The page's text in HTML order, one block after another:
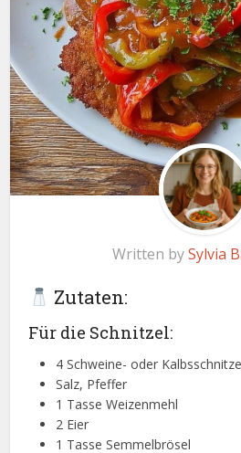
Written bySylvia
Zutaten:
Für die Schnitzel:
4 Schweine- oder
Salz, Pfeffer
1 Tasse Weizenmehl
2 Eier
1 Tasse Semmelbrösel